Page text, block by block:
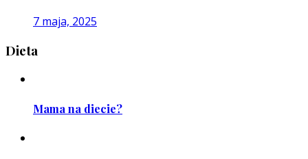
7 maja, 2025
Dieta
Mama na diecie?